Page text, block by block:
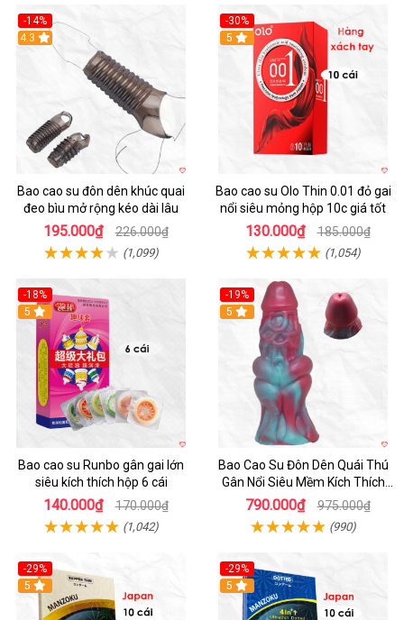
-14%
4.3
Bao cao su đôn dên khúc quai
đeo bìu mở rộng kéo dài lâu
195.000₫ 226.000₫
(1,099)
-30%
5
Bao cao su Olo Thin 0.01 đỏ gai
nổi siêu mỏng hộp 10c giá tốt
130.000₫ 185.000₫
(1,054)
-18%
Hot
5
Bao cao su Runbo gân gai lớn
siêu kích thích hộp 6 cái
140.000₫ 170.000₫
(1,042)
-19%
5
Bao Cao Su Đôn Dên Quái Thú
Gân Nổi Siêu Mềm Kích Thích
Tột Đỉnh
790.000₫ 975.000₫
(990)
-29%
5
-29%
5